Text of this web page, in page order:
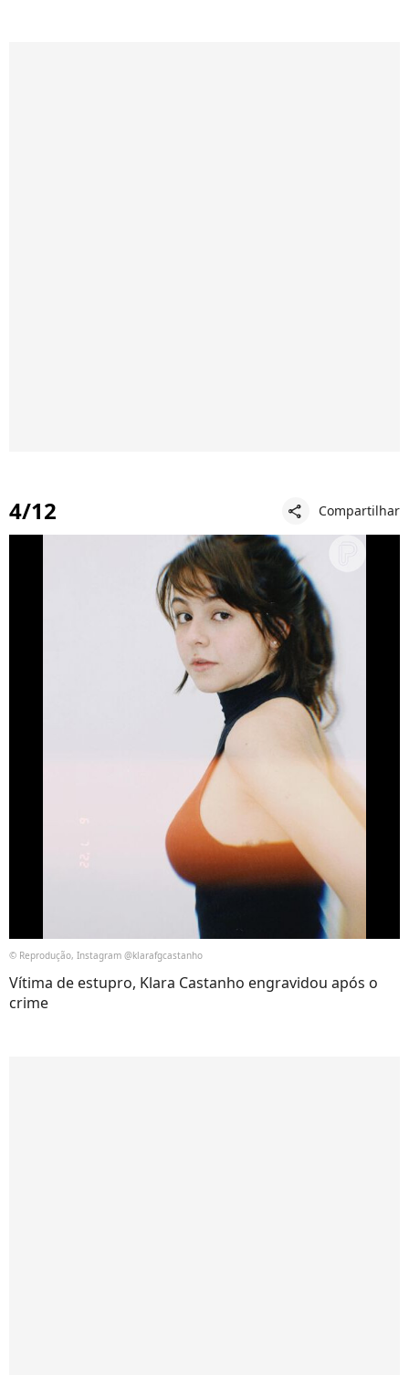
4/12 share Compartilhar
© Reprodução, Instagram @klarafgcastanho
Vítima de estupro, Klara Castanho engravidou após o
crime